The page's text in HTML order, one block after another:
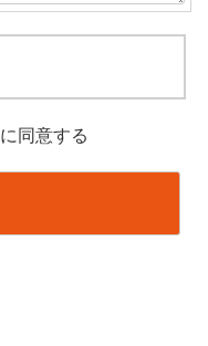
に同意する